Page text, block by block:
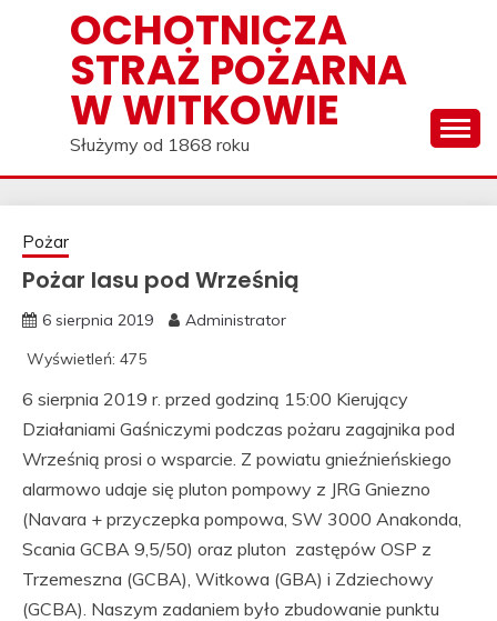
OCHOTNICZA
STRAŻ POŻARNA
W WITKOWIE
Służymy od 1868 roku
Pożar
Pożar lasu pod Wrześnią
6 sierpnia 2019
Administrator
Wyświetleń: 475
6 sierpnia 2019 r. przed godziną 15:00 Kierujący
Działaniami Gaśniczymi podczas pożaru zagajnika pod
Wrześnią prosi o wsparcie. Z powiatu gnieźnieńskiego
alarmowo udaje się pluton pompowy z JRG Gniezno
(Navara + przyczepka pompowa, SW 3000 Anakonda,
Scania GCBA 9,5/50) oraz pluton zastępów OSP z
Trzemeszna (GCBA), Witkowa (GBA) i Zdziechowy
(GCBA). Naszym zadaniem było zbudowanie punktu